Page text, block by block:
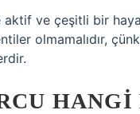
ve çeşitli bir
olmamalıdır,
HANGI